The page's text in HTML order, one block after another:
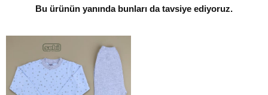
Bu ürünün yanında bunları da tavsiye ediyoruz.